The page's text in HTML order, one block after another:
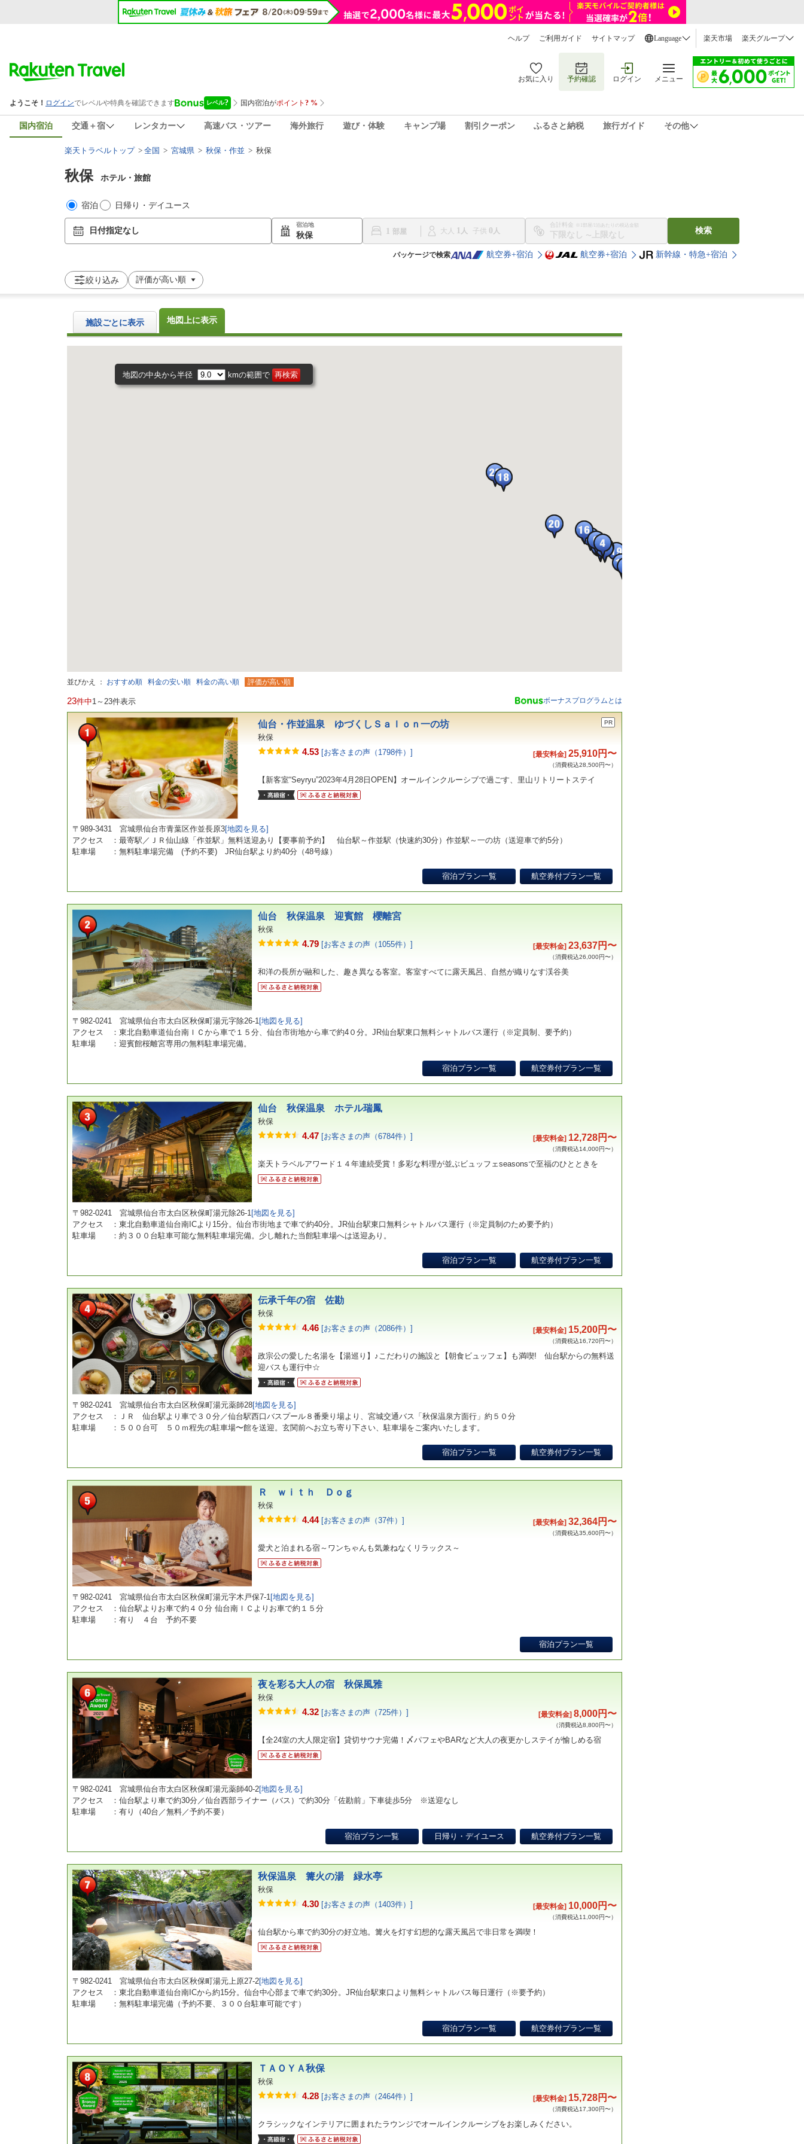
ヘルプ ご利用ガイド サイトマップ Language 楽天市場 楽天グループ
お気に入り 予約確認 ログイン メニュー
国内宿泊 交通＋宿 レンタカー 高速バス・ツアー 海外旅行 遊び・体験 キャンプ場 割引クーポン ふるさと納税 旅行ガイド その他
楽天トラベルトップ > 全国 > 宮城県 > 秋保・作並 > 秋保
秋保 ホテル・旅館
宿泊 日帰り・デイユース
日付指定なし
宿泊地
秋保 1 大人 1 子供 0
合計料金 ※1部屋/1泊あたりの税込金額
〜
検索
パッケージで検索 航空券+宿泊 航空券+宿泊 新幹線・特急+宿泊
絞り込み
施設ごとに表示 地図上に表示
地図の中央から半径 kmの範囲で 再検索
再検索
並びかえ ： おすすめ順 料金の安い順 料金の高い順 評価が高い順
23件中1～23件表示 ボーナスプログラムとは
PR
仙台・作並温泉 ゆづくしＳａｌｏｎ一の坊
秋保
[最安料金] 25,910円〜
（消費税込28,500円〜）
4.53 [お客さまの声（1798件）]
【新客室“Seyryu”2023年4月28日OPEN】オールインクルーシブで過ごす、里山リトリートステイ
〒989-3431 宮城県仙台市青葉区作並長原3[地図を見る]
アクセス ：最寄駅／ＪＲ仙山線「作並駅」無料送迎あり【要事前予約】 仙台駅～作並駅（快速約30分）作並駅～一の坊（送迎車で約5分）
駐車場 ：無料駐車場完備 (予約不要) JR仙台駅より約40分（48号線）
宿泊プラン一覧 航空券付プラン一覧
仙台 秋保温泉 迎賓館 櫻離宮
秋保
[最安料金] 23,637円〜
（消費税込26,000円〜）
4.79 [お客さまの声（1055件）]
和洋の長所が融和した、趣き異なる客室。客室すべてに露天風呂、自然が織りなす渓谷美
〒982-0241 宮城県仙台市太白区秋保町湯元字除26-1[地図を見る]
アクセス ：東北自動車道仙台南ＩＣから車で１５分、仙台市街地から車で約4０分。JR仙台駅東口無料シャトルバス運行（※定員制、要予約）
駐車場 ：迎賓館桜離宮専用の無料駐車場完備。
宿泊プラン一覧 航空券付プラン一覧
仙台 秋保温泉 ホテル瑞鳳
秋保
[最安料金] 12,728円〜
（消費税込14,000円〜）
4.47 [お客さまの声（6784件）]
楽天トラベルアワード１４年連続受賞！多彩な料理が並ぶビュッフェseasonsで至福のひとときを
〒982-0241 宮城県仙台市太白区秋保町湯元除26-1[地図を見る]
アクセス ：東北自動車道仙台南ICより15分。仙台市街地まで車で約40分。JR仙台駅東口無料シャトルバス運行（※定員制のため要予約）
駐車場 ：約３００台駐車可能な無料駐車場完備。少し離れた当館駐車場へは送迎あり。
宿泊プラン一覧 航空券付プラン一覧
伝承千年の宿 佐勘
秋保
[最安料金] 15,200円〜
（消費税込16,720円〜）
4.46 [お客さまの声（2086件）]
政宗公の愛した名湯を【湯巡り】♪こだわりの施設と【朝食ビュッフェ】も満喫! 仙台駅からの無料送
迎バスも運行中☆
〒982-0241 宮城県仙台市太白区秋保町湯元薬師28[地図を見る]
アクセス ：ＪＲ 仙台駅より車で３０分／仙台駅西口バスプール８番乗り場より、宮城交通バス「秋保温泉方面行」約５０分
駐車場 ：５００台可 ５０ｍ程先の駐車場〜館を送迎。玄関前へお立ち寄り下さい、駐車場をご案内いたします。
宿泊プラン一覧 航空券付プラン一覧
Ｒ ｗｉｔｈ Ｄｏｇ
秋保
[最安料金] 32,364円〜
（消費税込35,600円〜）
4.44[お客さまの声（37件）]
愛犬と泊まれる宿～ワンちゃんも気兼ねなくリラックス～
〒982-0241 宮城県仙台市太白区秋保町湯元字木戸保7-1[地図を見る]
アクセス ：仙台駅よりお車で約４０分 仙台南ＩＣよりお車で約１５分
駐車場 ：有り ４台 予約不要
宿泊プラン一覧
夜を彩る大人の宿 秋保風雅
秋保
[最安料金] 8,000円〜
（消費税込8,800円〜）
4.32 [お客さまの声（725件）]
【全24室の大人限定宿】貸切サウナ完備！〆パフェやBARなど大人の夜更かしステイが愉しめる宿
〒982-0241 宮城県仙台市太白区秋保町湯元薬師40-2[地図を見る]
アクセス ：仙台駅より車で約30分／仙台西部ライナー（バス）で約30分「佐勘前」下車徒歩5分 ※送迎なし
駐車場 ：有り（40台／無料／予約不要）
宿泊プラン一覧 日帰り・デイユース 航空券付プラン一覧
秋保温泉 篝火の湯 緑水亭
秋保
[最安料金] 10,000円〜
（消費税込11,000円〜）
4.30 [お客さまの声（1403件）]
仙台駅から車で約30分の好立地。篝火を灯す幻想的な露天風呂で非日常を満喫！
〒982-0241 宮城県仙台市太白区秋保町湯元上原27-2[地図を見る]
アクセス ：東北自動車道仙台南ICから約15分。仙台中心部まで車で約30分。JR仙台駅東口より無料シャトルバス毎日運行（※要予約）
駐車場 ：無料駐車場完備（予約不要、３００台駐車可能です）
宿泊プラン一覧 航空券付プラン一覧
ＴＡＯＹＡ秋保
秋保
[最安料金] 15,728円〜
（消費税込17,300円〜）
4.28 [お客さまの声（2464件）]
クラシックなインテリアに囲まれたラウンジでオールインクルーシブをお楽しみください。